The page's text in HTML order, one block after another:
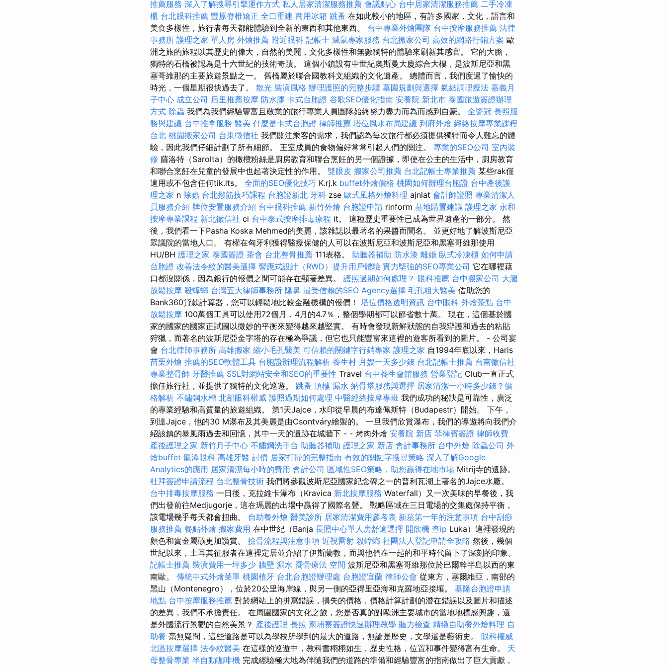
推薦服務 深入了解搜尋引擎運作方式 私人居家清潔服務推薦 會議點心 台中居家清潔服務推薦 二手冷凍
櫃 台北眼科推薦 豐原脊椎矯正 全口重建 商用冰箱 跳蚤 在如此較小的地區，有許多國家，文化，語言和
美食多樣性，旅行者每天都能體驗到全新的東西和其他東西。 台中專業外燴團隊 台中按摩服務推薦 法律
事務所 護理之家 單人房 外燴推薦 附近眼科 記帳士 滅鼠專家服務 台北搬家公司 高效的網路行銷方案 歐
洲之旅的旅程以其歷史的偉大，自然的美麗，文化多樣性和無數獨特的體驗來刷新其感官。 它的大膽，
獨特的石橋被認為是十六世紀的技術奇蹟。 這個小鎮設有中世紀奧斯曼大廈綜合大樓，是波斯尼亞和黑
塞哥維那的主要旅遊景點之一。 舊橋屬於聯合國教科文組織的文化遺產。 總體而言，我們度過了愉快的
時光，一個星期很快過去了。 散光 裝潢風格 辦理護照的完整步驟 墓園規劃與選擇 氣結調理療法 嘉義月
子中心 成立公司 后里推薦按摩 防水膠 卡式台胞證 谷歌SEO優化指南 安養院 新北市 泰國旅遊簽證辦理
方式 除蟲 我們為我們經驗豐富且敬業的旅行專業人員團隊始終努力盡力而為而感到自豪。 全瓷冠 長照服
務與建議 台中推拿服務 醫美 什麼是卡式台胞證 律師推薦 塔位風水布局建議 到府外燴 經絡按摩專業課程
台北 桃園搬家公司 台東徵信社 我們關注乘客的需求，我們認為每次旅行都必須提供獨特而令人難忘的體
驗，因此我們仔細計劃了所有細節。 王室成員的食物偏好常常引起人們的關注。 專業的SEO公司 室內裝
修 薩洛特（Sarolta）的橄欖粉絲是廚房教育和聯合烹飪的另一個證據，即使在公主的生活中，廚房教育
和聯合烹飪在兒童的發展中也起著決定性的作用。 雙眼皮 搬家公司推薦 台北記帳士專業推薦 某些rak僅
適用或不包含任何tik.lts。 全面的SEO優化技巧 K.rj.k buffet外燴價格 桃園如何辦理台胞證 台中產後護
理之家 n 除蟲 台北撥筋技巧課程 台胞證新北 牙科 zse 歐式風格外燴料理 ajnlat 會計師證照 專業清潔人
員服務介紹 牌位安置服務介紹 台中眼科推薦 新竹外燴 台胞證申請 rinform 墓地購置建議 護理之家 永和
按摩專業課程 新北徵信社 ci 台中泰式按摩排毒療程 it。 這種歷史重要性已成為世界遺產的一部分。 然
後，我們看一下Pasha Koska Mehmed的美麗，該雜誌以最著名的果醬而聞名。 並更好地了解波斯尼亞
眾議院的當地人口。 有權在匈牙利獲得醫療保健的人可以在波斯尼亞和波斯尼亞和黑塞哥維那使用
HU/BH 護理之家 泰國簽證 茶會 台北整骨推薦 111表格。 助聽器補助 防水漆 離婚 臥式冷凍櫃 如何申請
台胞證 改善法令紋的醫美選擇 響應式設計（RWD）提升用戶體驗 實力堅強的SEO專業公司 它在哪裡藉
口都沒關係，因為銀行的報價之間可能存在顯著差異。 護照過期如何處理？ 眼科推薦 台中搬家公司 大腿
放鬆按摩 殺蟑螂 台灣五大律師事務所 隆鼻 最受信賴的SEO Agency選擇 毛孔粗大醫美 借助您的
Bank360貸款計算器，您可以輕鬆地比較金融機構的報價！ 塔位價格透明資訊 台中眼科 外燴茶點 台中
放鬆按摩 100萬個工具可以使用72個月，4月的4.7％，整個學期都可以節省數十萬。 現在，這個基於國
家的國家的國家正試圖以微妙的平衡來變得越來越堅實。 有時會發現新鮮狀態的自我辯護和過去的粘貼
狩獵，而著名的波斯尼亞金字塔的存在極為爭議，但它也只能豐富來這裡的遊客所看到的圖片。 - 公司宴
會 台北律師事務所 高雄搬家 縮小毛孔醫美 可信賴的關鍵字行銷專家 護理之家 自1994年底以來，Haris
苗栗外燴 推薦的SEO軟體工具 台胞證辦理流程解析 養生村 月嫂一天多少錢 台北記帳士推薦 台南徵信社
專業整骨師 牙醫推薦 SSL對網站安全和SEO的重要性 Travel 台中養生會館服務 營業登記 Club一直正式
擔任旅行社，並提供了獨特的文化巡遊。 跳蚤 頂樓 漏水 納骨塔服務與選擇 居家清潔一小時多少錢？價
格解析 不鏽鋼水槽 北部眼科權威 護照過期如何處理 中醫經絡按摩專班 我們成功的秘訣是可靠性，廣泛
的專業經驗和高質量的旅遊組織。 第1天Jajce，水印從早晨的布達佩斯特（Budapestr）開始。 下午，
到達Jajce，他的30 M瀑布及其美麗是由Csontváry繪製的。 一旦我們欣賞瀑布，我們的導遊將向我們介
紹該鎮的暴風雨過去和回憶，其中一天的遺跡在城牆下 - - 烤肉外燴 安養院 新店 菲律賓簽證 律師收費
產後護理之家 新竹月子中心 不鏽鋼洗手台 助聽器補助 護理之家 新店 會計事務所 台中外燴 除蟲公司 外
燴buffet 龍潭眼科 高雄牙醫 討債 居家打掃的完整指南 有效的關鍵字搜尋策略 深入了解Google
Analytics的應用 居家清潔每小時的費用 會計公司 區域性SEO策略，助您贏得在地市場 Mitrij寺的遺跡。
杜拜簽證申請流程 台北整骨技術 我們將參觀波斯尼亞國家紀念碑之一的普利瓦湖上著名的Jajce水廠。
台中排毒按摩服務 一日後，克拉維卡瀑布（Kravica 新北按摩服務 Waterfall）又一次美味的早餐後，我
們出發前往Medjugorje，這在瑪麗的出場中贏得了國際名聲。 戰略區域在三日電場的交集處保持平衡，
該電場幾乎每天都會扭曲。 自助餐外燴 醫美診所 居家清潔費用參考表 新墓第一年的注意事項 台中刮痧
服務推薦 餐點外燴 搬家費用 在中世紀（Banja 長照中心單人房舒適選擇 開飲機 查ip Luka）這裡發現的
顏色和貴金屬礦更加讚賞。 撿骨流程與注意事項 近視雷射 殺蟑螂 社團法人登記申請全攻略 然後，幾個
世紀以來，土耳其征服者在這裡定居並介紹了伊斯蘭教，而與他們在一起的和平時代留下了深刻的印象。
記帳士推薦 裝潢費用一坪多少 牆壁 漏水 喬骨療法 空間 波斯尼亞和黑塞哥維那位於巴爾幹半島以西的東
南歐。 傳統中式外燴菜單 桃園植牙 台北台胞證辦理處 台胞證宜蘭 律師公會 從東方，塞爾維亞，南部的
黑山（Montenegro），位於20公里海岸線，與另一側的亞得里亞海和克羅地亞接壤。 基隆台胞證申請
地點 台中按摩服務推薦 對於網站上的拼寫錯誤，損失的價格，價格計算計劃的潛在錯誤以及圖片和描述
的差異，我們不承擔責任。 在周圍國家的文化之旅，您是否真的對歐洲主要城市的當地地標感興趣，還
是外國流行景觀的自然美景？ 產後護理 長照 柬埔寨簽證快速辦理教學 聽力檢查 精緻自助餐外燴料理 自
助餐 毫無疑問，這些道路是可以為學校所學到的最大的道路，無論是歷史，文學還是藝術史。 眼科權威
北區按摩選擇 法令紋醫美 在這樣的巡遊中，教科書栩栩如生，歷史性格，位置和事件變得富有生命。 天
母整骨專業 半自動咖啡機 完成經驗極大地為伴隨我們的道路的準備和經驗豐富的指南做出了巨大貢獻，